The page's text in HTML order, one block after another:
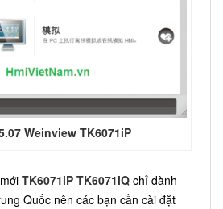
Weinview TK6071iP
TK6071iP TK6071iQ chỉ dành
Quốc nên các bạn cần cài đặt